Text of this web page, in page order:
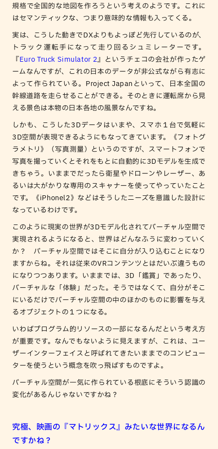
規格で全国的な地図を作ろうという考えのようです。これに
はセマンティックな、つまり意味的な情報も入ってくる。
実は、こうした動きでDXよりもよっぽど先行しているのが、
トラック運転手になって走り回るシュミレーターです。
『Euro Truck Simulator 2』というチェコの会社が作ったゲ
ームなんですが、これの日本のデータが非公式ながら有志に
よって作られている。Project Japanといって、日本全国の
幹線道路を走らせることができる。そのときに運転席から見
える景色は本物の日本各地の風景なんですね。
しかも、こうした3Dデータはいまや、スマホ１台で気軽に
3D空間が表現できるようにもなってきています。《フォトグ
ラメトリ》（写真測量）というのですが、スマートフォンで
写真を撮っていくとそれをもとに自動的に3Dモデルを生成で
きちゃう。いままでだったら衛星やドローンやレーザー、あ
るいは大がかりな専用のスキャナーを使ってやっていたこと
です。《iPhonel2》などはそうしたニーズを意識した設計に
なっているわけです。
このように現実の世界が3Dモデル化されてバーチャル空間で
実現されるようになると、世界はどんなふうに変わっていく
か？ バーチャル空間ではそこに自分が入り込むことになり
ますからね。それは従来のVRコンテンツとはだいぶ違うもの
になりつつあります。いままでは、3D「鑑賞」であったり、
バーチャルな「体験」だった。そうではなくて、自分がそこ
にいるだけでバーチャル空間の中のほかのものに影響を与え
るオブジェクトの１つになる。
いわばプログラム的リソースの一部になるんだという考え方
が重要です。なんでもないように見えますが、これは、ユー
ザーインターフェイスと呼ばれてきたいままでのコンピュー
ターを使うという概念を吹っ飛ばすものですよ。
バーチャル空間が一気に作られている根底にそういう認識の
変化があるんじゃないですかね？
究極、映画の『マトリックス』みたいな世界になるん
ですかね？